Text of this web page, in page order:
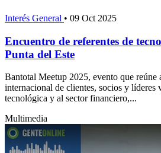
Interés General • 09 Oct 2025
Encuentro de referentes de
Punta del Este
Bantotal Meetup 2025, evento que reúne
internacional de clientes, socios y líderes
tecnológica y al sector financiero,...
Multimedia